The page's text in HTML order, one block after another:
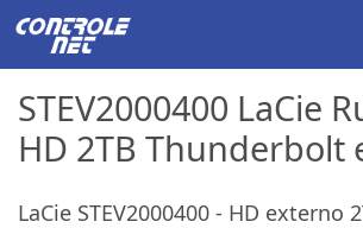
STEV2000400 LaCie
HD 2TB Thunderbolt
LaCie STEV2000400 - HD externo